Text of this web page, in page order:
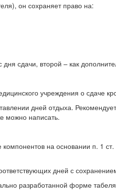
он сохраняет право на:
сдачи, второй – как
учреждения о сдаче
дней отдыха.
можно написать.
на основании п. 1
дней с
разработанной форме